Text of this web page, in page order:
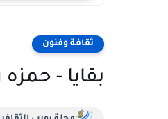
ثقافة وفنون
بقايا -